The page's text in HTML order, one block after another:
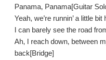
Panama, Panama[Guitar
Yeah, we’re runnin’ a little bit
I can barely see the road
Ah, I reach down, between
back[Bridge]